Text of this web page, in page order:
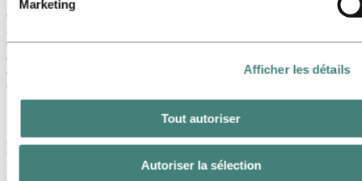
Marketing
Afficher les détails
Tout autoriser
Autoriser la sélection
économie circulaire. Notre philosophie est que grâce au
rassemblement d'experts, de nos propres ingénieurs produits aux
designers tels que Tom Dixon, nous pouvons réduire l'empreinte
carbone et développer des produits qui peuvent réintégrer la boucle -
en commençant dès la planche à dessin," dit Egil Hogna, Directeur
Général de la division Extruded Solutions chez Hydro.
Le développement durable en tant que
cahier des charges